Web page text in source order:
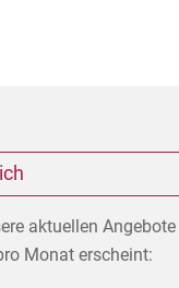
aktuellen Angebote
Monat erscheint: